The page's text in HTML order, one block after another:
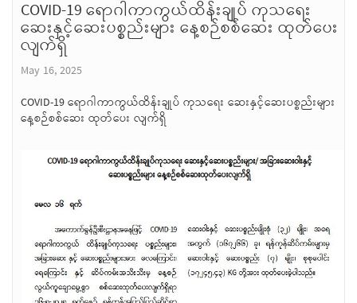
COVID-19 ရောဂါကာကွယ်ထိန်းချုပ် ကုသရေး
ဆေးနှင့်ဆေးပစ္စည်းများ နေ့စဉ်စစ်ဆေး ထုတ်ပေး
လျက်ရှိ
May 16, 2025
COVID-19 ရောဂါကာကွယ်ထိန်းချုပ် ကုသရေး ဆေးနှင့်ဆေးပစ္စည်းများ
နေ့စဉ်စစ်ဆေး ထုတ်ပေး လျက်ရှိ